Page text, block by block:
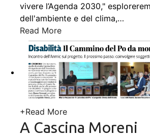
vivere l’Agenda 2030,"
dell'ambiente e del clima,…
Read More
+Read More
A Cascina Moreni